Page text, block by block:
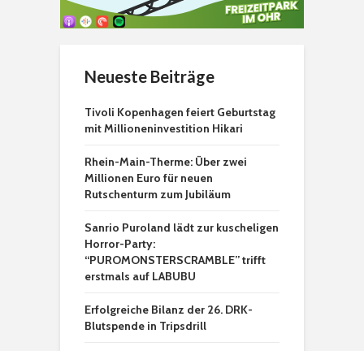
Neueste Beiträge
Tivoli Kopenhagen feiert Geburtstag
mit Millioneninvestition Hikari
Rhein-Main-Therme: Über zwei
Millionen Euro für neuen
Rutschenturm zum Jubiläum
Sanrio Puroland lädt zur kuscheligen
Horror-Party:
“PUROMONSTERSCRAMBLE” trifft
erstmals auf LABUBU
Erfolgreiche Bilanz der 26. DRK-
Blutspende in Tripsdrill